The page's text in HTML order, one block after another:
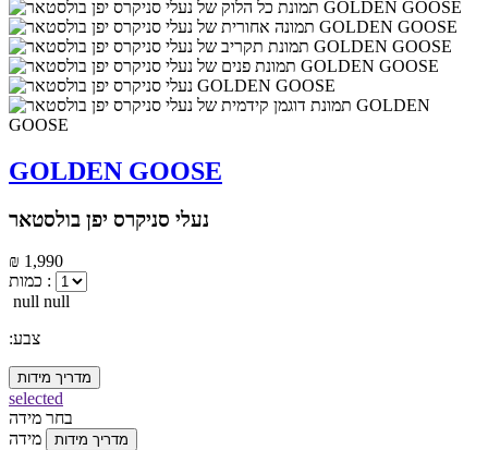
GOLDEN GOOSE
נעלי סניקרס יפן בולסטאר
₪ 1,990
כמות :
null null
:צבע
מדריך מידות
selected
בחר מידה
מידה
מדריך מידות